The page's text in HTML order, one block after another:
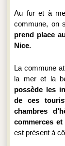
Au fur et à
commune, on
prend place
Nice.
La commune
la mer et la
possède les
de ces
chambres
commerces
est présent à